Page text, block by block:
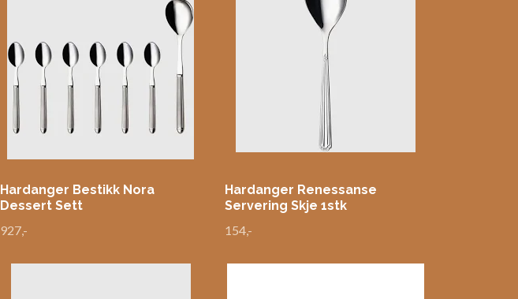
Hardanger Bestikk Nora
Dessert Sett
927,-
Hardanger Renessanse
Servering Skje 1stk
154,-